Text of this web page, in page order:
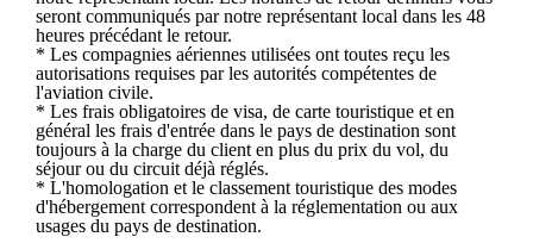
seront communiqués par notre représentant local dans les 48
heures précédant le retour.
* Les compagnies aériennes utilisées ont toutes reçu les
autorisations requises par les autorités compétentes de
l'aviation civile.
* Les frais obligatoires de visa, de carte touristique et en
général les frais d'entrée dans le pays de destination sont
toujours à la charge du client en plus du prix du vol, du
séjour ou du circuit déjà réglés.
* L'homologation et le classement touristique des modes
d'hébergement correspondent à la réglementation ou aux
usages du pays de destination.